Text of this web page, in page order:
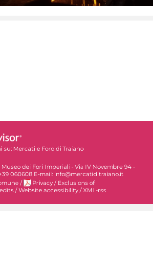
su: Mercati e Foro di Traiano
dei Fori Imperiali - Via IV Novembre 94 -
060608 E-mail: info@mercatiditraiano.it
/ Privacy / Exclusions of
/Website accessibility /XML-rss